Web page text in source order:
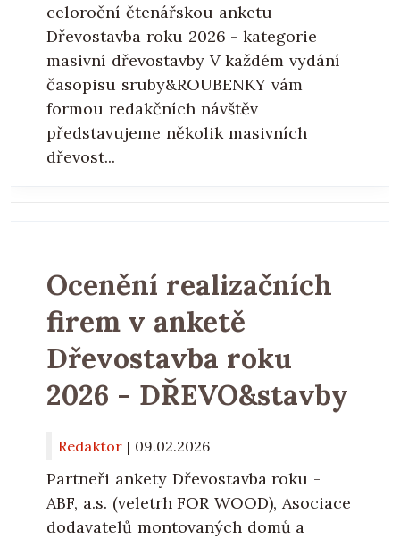
celoroční čtenářskou anketu
Dřevostavba roku 2026 - kategorie
masivní dřevostavby V každém vydání
časopisu sruby&ROUBENKY vám
formou redakčních návštěv
představujeme několik masivních
dřevost...
Ocenění realizačních
firem v anketě
Dřevostavba roku
2026 - DŘEVO&stavby
Redaktor | 09.02.2026
Partneři ankety Dřevostavba roku -
ABF, a.s. (veletrh FOR WOOD), Asociace
dodavatelů montovaných domů a